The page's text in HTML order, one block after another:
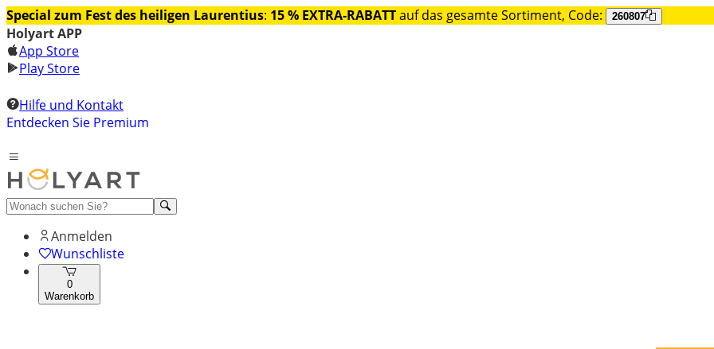
Special zum Fest des heiligen Laurentius: 15 % EXTRA-RABATTauf das gesamte Sortiment, Code: 260807
Holyart APP
App Store
Play Store
Hilfe und Kontakt
Entdecken Sie Premium
Anmelden
Wunschliste
0
Warenkorb